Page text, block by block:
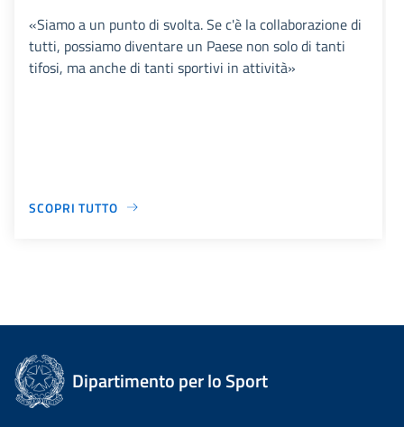
«Siamo a un punto di svolta. Se c'è la collaborazione di
tutti, possiamo diventare un Paese non solo di tanti
tifosi, ma anche di tanti sportivi in attività»
SCOPRI TUTTO
Dipartimento per lo Sport